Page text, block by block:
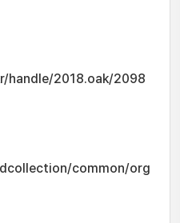
handle/2018.oak/2098
common/org